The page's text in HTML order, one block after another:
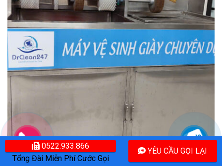
Máy vệ sinh giày chuyên dụng – Bí quyết nâng tầm dịch vụ tại DrClean247
0522.933.866
Tổng Đài Miễn Phí Cước Gọi
YÊU CẦU GỌI LẠI